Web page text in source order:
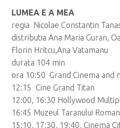
LUMEA E A MEA
regia Nicolae Constantin
distributia Ana Maria Guran,
Florin Hritcu,Ana Vatamanu
durata 104 min
ora 10:50 Grand Cinema and
12:15 Cine Grand Titan
12:00, 16:30 Hollywood
16:45 Muzeul Taranului Roman
15:10, 17:30, 19:40, Cinema